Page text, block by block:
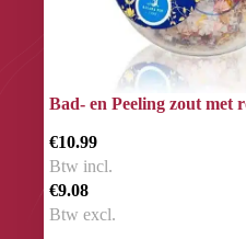
Bad- en Peeling zout met
€10.99
Btw incl.
€9.08
Btw excl.